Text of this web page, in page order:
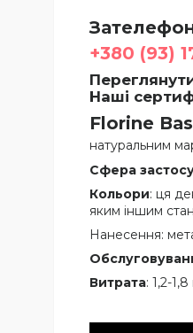
+380 (93)
Наші
Florine
натуральним
Сфера
Кольори: ця
яким іншим
Нанесення:
Витрата: 1,2-